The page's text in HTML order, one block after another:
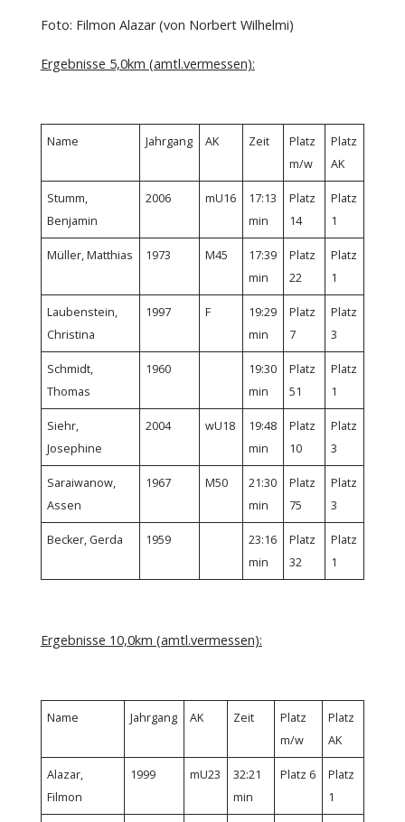
Foto: Filmon Alazar (von Norbert Wilhelmi)
Ergebnisse 5,0km (amtl.vermessen):
Name Jahrgang AK Zeit
Platz
m/w
Platz
AK
Stumm,
Benjamin
2006 mU16
17:13
min
Platz
14
Platz
1
Müller, Matthias 1973 M45
17:39
min
Platz
22
Platz
1
Laubenstein,
Christina
1997 F
19:29
min
Platz
7
Platz
3
Schmidt,
Thomas
1960
19:30
min
Platz
51
Platz
1
Siehr,
Josephine
2004 wU18
19:48
min
Platz
10
Platz
3
Saraiwanow,
Assen
1967 M50
21:30
min
Platz
75
Platz
3
Becker, Gerda 1959
23:16
min
Platz
32
Platz
1
Ergebnisse 10,0km (amtl.vermessen):
Name Jahrgang AK Zeit
Platz
m/w
Platz
AK
Alazar,
Filmon
1999 mU23
32:21
min
Platz 6
Platz
1